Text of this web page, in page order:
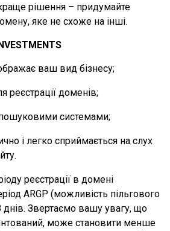
рішення – придумайте
яке не схоже на інші.
ваш вид бізнесу;
реєстрації доменів;
пошуковими системами;
і легко сприймається на слух
реєстрації в домені
ARGP (можливість пільгового
Звертаємо вашу увагу, що
може становити менше